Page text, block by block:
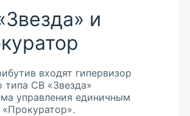
и
входят гипервизор
типа СВ «Звезда»
управления единичным